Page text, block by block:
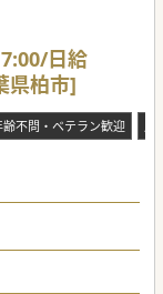
日給
県柏市]
齢不問・ベテラン歓迎 月